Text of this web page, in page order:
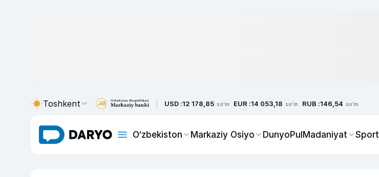
Toshkent USD :12 178,85 so'm EUR :14 053,18 so'm RUB :146,54 so'm
O‘zbekiston Markaziy Osiyo DunyoPulMadaniyat Sport